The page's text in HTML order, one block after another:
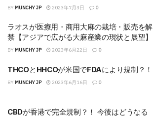
BY MUNCHY JP 2023年7月3日 0
ラオスが医療用・商用大麻の栽培・販売を解
禁【アジアで広がる大麻産業の現状と展望】
BY MUNCHY JP 2023年6月22日 0
THCOとHHCOが米国でFDAにより規制？！
BY MUNCHY JP 2023年6月16日 0
CBDが香港で完全規制？！ 今後はどうなる